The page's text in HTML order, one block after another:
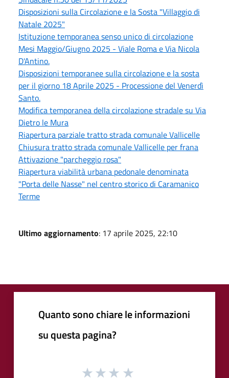
Disposizioni sulla Circolazione e la Sosta "Villaggio di
Natale 2025"
Istituzione temporanea senso unico di circolazione
Mesi Maggio/Giugno 2025 - Viale Roma e Via Nicola
D'Antino.
Disposizioni temporanee sulla circolazione e la sosta
per il giorno 18 Aprile 2025 - Processione del Venerdì
Santo.
Modifica temporanea della circolazione stradale su Via
Dietro le Mura
Riapertura parziale tratto strada comunale Vallicelle
Chiusura tratto strada comunale Vallicelle per frana
Attivazione "parcheggio rosa"
Riapertura viabilità urbana pedonale denominata
"Porta delle Nasse" nel centro storico di Caramanico
Terme
Ultimo aggiornamento: 17 aprile 2025, 22:10
Quanto sono chiare le informazioni
su questa pagina?